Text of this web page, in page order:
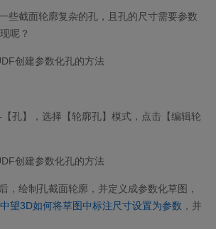
些截面轮廓复杂的孔，且孔的尺寸需要参数
呢？
孔】，选择【轮廓孔】模式，点击【编辑轮
，绘制孔截面轮廓，并定义成参数化草图，
望3D如何将草图中标注尺寸设置为参数 ，并